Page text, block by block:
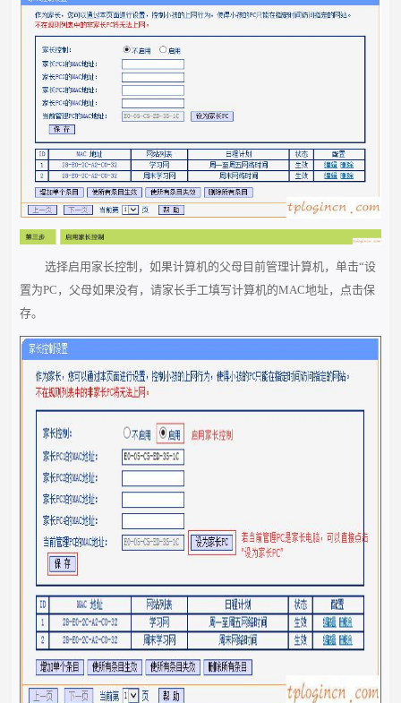
选择启用家长控制，如果计算机的父母目前管理计算机，单击“设
置为PC，父母如果没有，请家长手工填写计算机的MAC地址，点击保
存。